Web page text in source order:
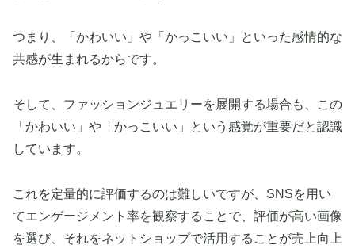
つまり、「かわいい」や「かっこいい」といった感情的な
共感が生まれるからです。
そして、ファッションジュエリーを展開する場合も、この
「かわいい」や「かっこいい」という感覚が重要だと認識
しています。
これを定量的に評価するのは難しいですが、SNSを用い
てエンゲージメント率を観察することで、評価が高い画像
を選び、それをネットショップで活用することが売上向上